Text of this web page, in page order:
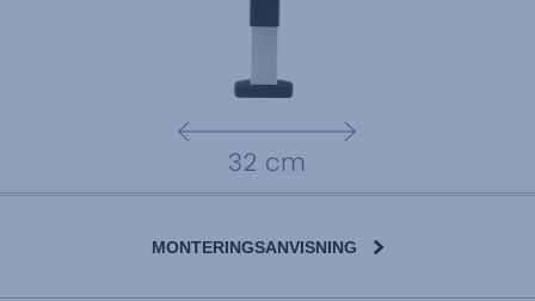
MONTERINGSANVISNING